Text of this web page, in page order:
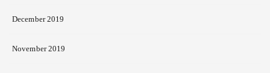
December 2019
November 2019